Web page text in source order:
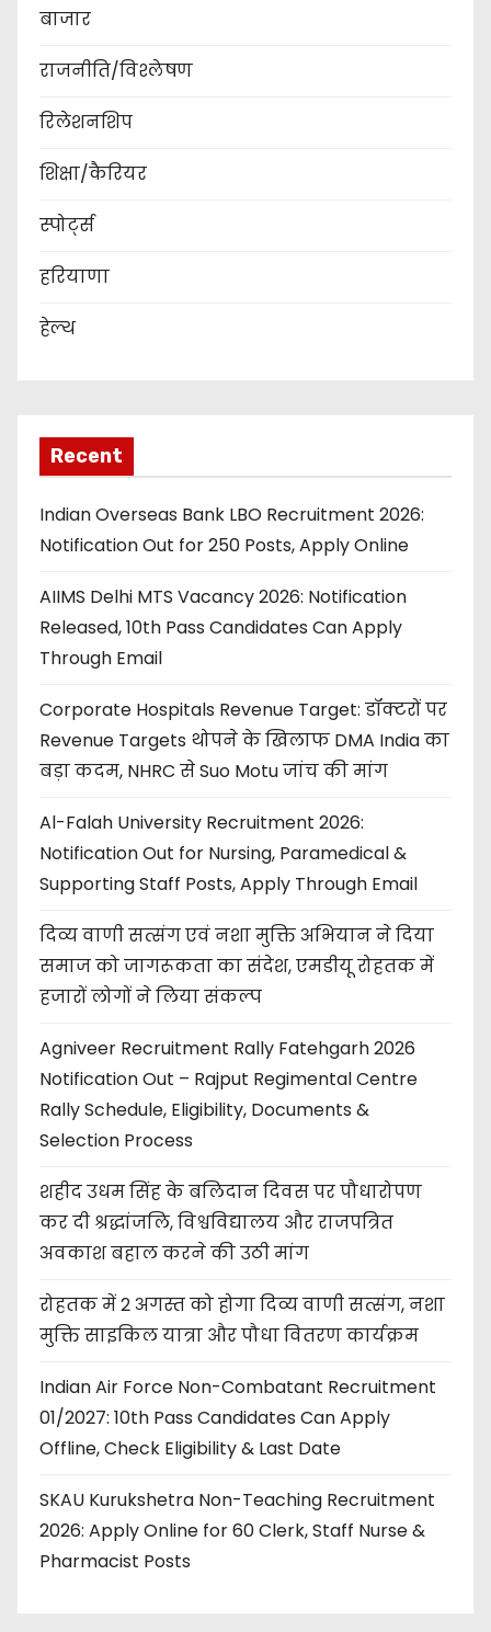
बाजार
राजनीति/विश्लेषण
रिलेशनशिप
शिक्षा/कैरियर
स्पोर्ट्स
हरियाणा
हेल्थ
Recent
Indian Overseas Bank LBO Recruitment 2026:
Notification Out for 250 Posts, Apply Online
AIIMS Delhi MTS Vacancy 2026: Notification
Released, 10th Pass Candidates Can Apply
Through Email
Corporate Hospitals Revenue Target: डॉक्टरों पर
Revenue Targets थोपने के खिलाफ DMA India का
बड़ा कदम, NHRC से Suo Motu जांच की मांग
Al-Falah University Recruitment 2026:
Notification Out for Nursing, Paramedical &
Supporting Staff Posts, Apply Through Email
दिव्य वाणी सत्संग एवं नशा मुक्ति अभियान ने दिया
समाज को जागरूकता का संदेश, एमडीयू रोहतक में
हजारों लोगों ने लिया संकल्प
Agniveer Recruitment Rally Fatehgarh 2026
Notification Out – Rajput Regimental Centre
Rally Schedule, Eligibility, Documents &
Selection Process
शहीद उधम सिंह के बलिदान दिवस पर पौधारोपण
कर दी श्रद्धांजलि, विश्वविद्यालय और राजपत्रित
अवकाश बहाल करने की उठी मांग
रोहतक में 2 अगस्त को होगा दिव्य वाणी सत्संग, नशा
मुक्ति साइकिल यात्रा और पौधा वितरण कार्यक्रम
Indian Air Force Non-Combatant Recruitment
01/2027: 10th Pass Candidates Can Apply
Offline, Check Eligibility & Last Date
SKAU Kurukshetra Non-Teaching Recruitment
2026: Apply Online for 60 Clerk, Staff Nurse &
Pharmacist Posts